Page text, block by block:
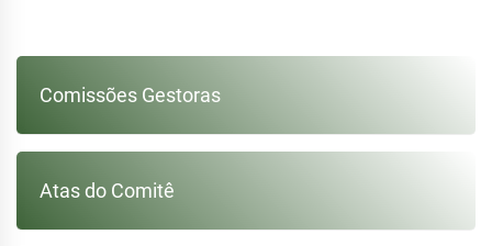
Comissões Gestoras
Atas do Comitê